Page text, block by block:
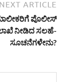
NEXT ARTICLE
ಪೊಲೀಸ್
ನೀಡಿದ ಸಲಹೆ-
ಸೂಚನೆಗಳೇನು?